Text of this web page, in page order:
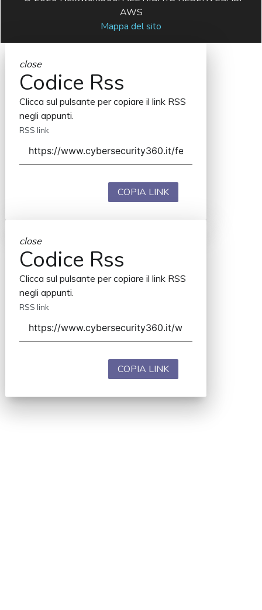
AWS
Mappa del sito
close
Codice Rss
Clicca sul pulsante per copiare il link RSS
negli appunti.
RSS link
COPIA LINK
close
Codice Rss
Clicca sul pulsante per copiare il link RSS
negli appunti.
RSS link
COPIA LINK